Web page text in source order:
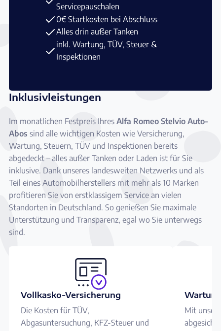
Servicepauschalen
0€ Startkosten bei Abschluss
Alles drin außer Tanken
inkl. Wartung, TÜV, Steuer &
Inspektionen
Inklusivleistungen
Im monatlichen Festpreis Ihres Alfa Romeo Stelvio Auto-
Abos sind alle wichtigen Kosten wie Versicherung,
Wartung, Steuern, TÜV und Inspektionen bereits
abgedeckt – alles außer Tanken oder Laden ist für Sie
inklusive. Dank unseres landesweiten Netzwerks und als
Teil eines Automobilherstellers mit mehr als 10 Marken
profitieren Sie von erstklassigem Service an vielen
Standorten in Deutschland. So genießen Sie maximale
Unterstützung und Transparenz, egal wo Sie unterwegs
sind.
Vollkasko-Versicherung
Die Kosten für TÜV,
Abgasuntersuchung, KFZ-Steuer und
Mit